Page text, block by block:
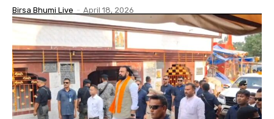
Birsa Bhumi Live - April 18, 2026